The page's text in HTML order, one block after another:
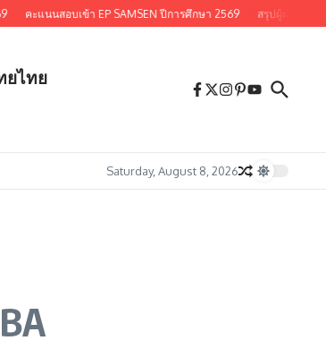
คะแนนสอบเข้า EP SAMSEN ปีการศึกษา 2569 สรุปผู้ผ่านการคัดเลื
ยไทย
Saturday, August 8, 2026